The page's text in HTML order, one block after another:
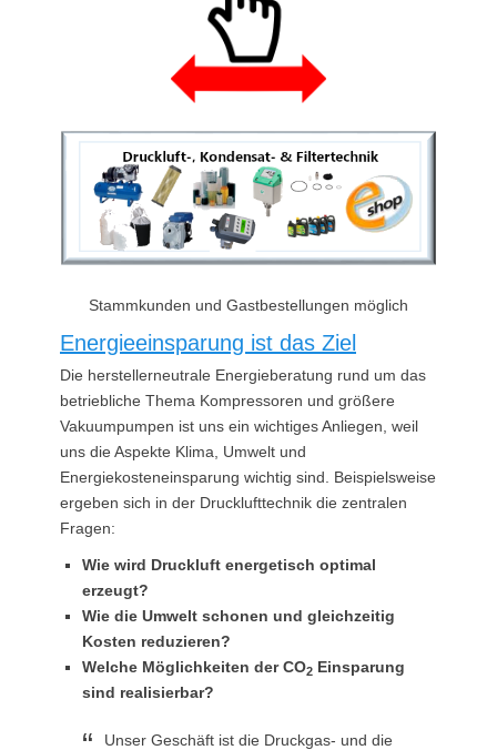
Stammkunden und Gastbestellungen möglich
Energieeinsparung ist das Ziel
Die herstellerneutrale Energieberatung rund um das
betriebliche Thema Kompressoren und größere
Vakuumpumpen ist uns ein wichtiges Anliegen, weil
uns die Aspekte Klima, Umwelt und
Energiekosteneinsparung wichtig sind. Beispielsweise
ergeben sich in der Drucklufttechnik die zentralen
Fragen:
Wie wird Druckluft energetisch optimal
erzeugt?
Wie die Umwelt schonen und gleichzeitig
Kosten reduzieren?
Welche Möglichkeiten der CO2 Einsparung
sind realisierbar?
Unser Geschäft ist die Druckgas- und die